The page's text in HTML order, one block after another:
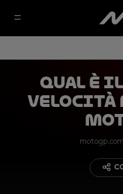
Qual è
velocità
motogp.com